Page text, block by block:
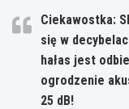
Ciekawostka:
się w
hałas jest
ogrodzenie
25 dB!